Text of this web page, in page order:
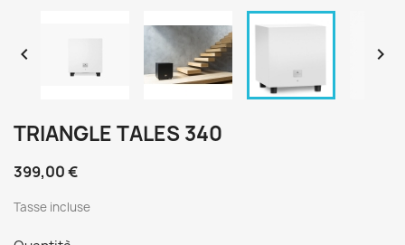
 
TRIANGLE TALES 340
399,00 €
Tasse incluse